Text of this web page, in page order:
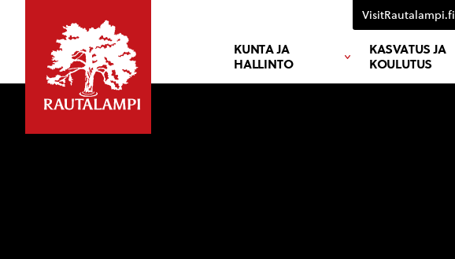
KUNTA JA
HALLINTO
KASVATUS JA
KOULUTUS
VisitRautalampi.fi